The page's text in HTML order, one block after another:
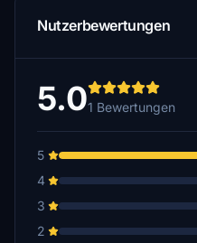
Nutzerbewertungen
5.01 Bewertungen
5
4
3
2